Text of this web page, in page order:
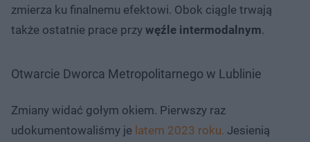
zmierza ku finalnemu efektowi. Obok ciągle trwają
także ostatnie prace przy węźle intermodalnym.
Otwarcie Dworca Metropolitarnego w Lublinie
Zmiany widać gołym okiem. Pierwszy raz
udokumentowaliśmy je latem 2023 roku. Jesienią